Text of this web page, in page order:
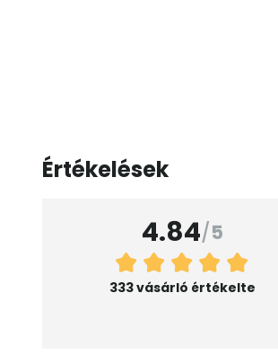
Értékelések
4.84/5
333 vásárló értékelte